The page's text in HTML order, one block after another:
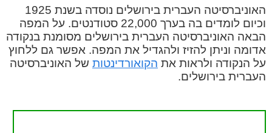
האוניברסיטה העברית בירושלים נוסדה בשנת 1925
וכיום לומדים בה בערך 22,000 סטודנטים. על המפה
הבאה האוניברסיטה העברית בירושלים מסומנת בנקודה
אדומה וניתן להזיז ולהגדיל את המפה. אפשר גם ללחוץ
על הנקודה ולראות את הקואורדינטות של האוניברסיטה
העברית בירושלים.